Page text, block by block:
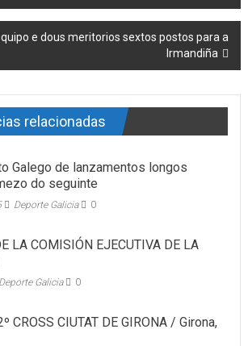
e dous meritorios sextos postos para a
Irmandiña
relacionadas
Galego de lanzamentos longos
do seguinte
Deporte Galicia 0
LA COMISIÓN EJECUTIVA DE LA
Deporte Galicia 0
CROSS CIUTAT DE GIRONA / Girona,